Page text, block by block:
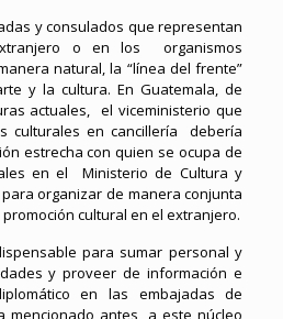
y consulados que representan
o en los organismos
natural, la “línea del frente”
y la cultura. En Guatemala, de
actuales, el viceministerio que
culturales en cancillería debería
estrecha con quien se ocupa de
en el Ministerio de Cultura y
organizar de manera conjunta
cultural en el extranjero.
para sumar personal y
y proveer de información e
en las embajadas de
mencionado antes, a este núcleo